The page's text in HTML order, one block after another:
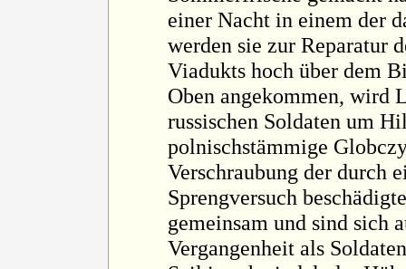
einer Nacht in einem der
werden sie zur Reparatur
Viadukts hoch über dem
Oben angekommen, wird
russischen Soldaten um
polnischstämmige
Verschraubung der durch
Sprengversuch
gemeinsam und sind sich
Vergangenheit als